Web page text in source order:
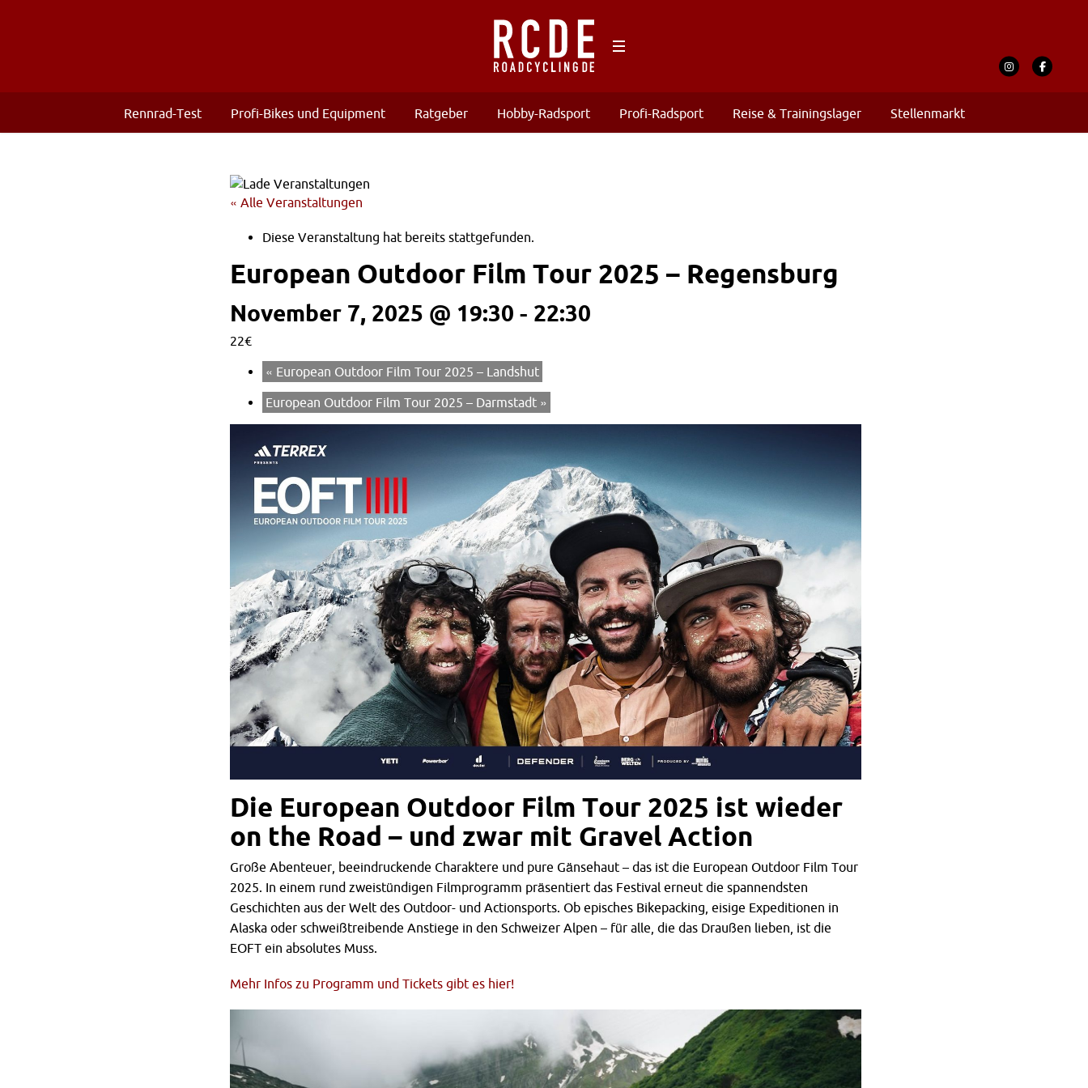
Rennrad-Test Profi-Bikes und Equipment Ratgeber Hobby-Radsport Profi-Radsport Reise & Trainingslager Stellenmarkt
« Alle Veranstaltungen
Diese Veranstaltung hat bereits stattgefunden.
European Outdoor Film Tour 2025 – Regensburg
November 7, 2025 @ 19:30 - 22:30
22€
« European Outdoor Film Tour 2025 – Landshut
European Outdoor Film Tour 2025 – Darmstadt »
Die European Outdoor Film Tour 2025 ist wieder
on the Road – und zwar mit Gravel Action
Große Abenteuer, beeindruckende Charaktere und pure Gänsehaut – das ist die European Outdoor Film Tour
2025. In einem rund zweistündigen Filmprogramm präsentiert das Festival erneut die spannendsten
Geschichten aus der Welt des Outdoor- und Actionsports. Ob episches Bikepacking, eisige Expeditionen in
Alaska oder schweißtreibende Anstiege in den Schweizer Alpen – für alle, die das Draußen lieben, ist die
EOFT ein absolutes Muss.
Mehr Infos zu Programm und Tickets gibt es hier!